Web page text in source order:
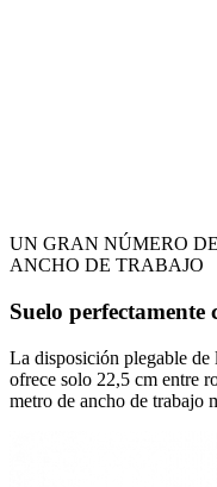
UN GRAN NÚMERO
ANCHO DE TRABAJO
Suelo perfectamente
La disposición plegable
ofrece solo 22,5 cm entre
metro de ancho de trabajo